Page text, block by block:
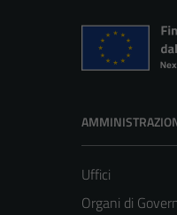
Uffici
Organi di